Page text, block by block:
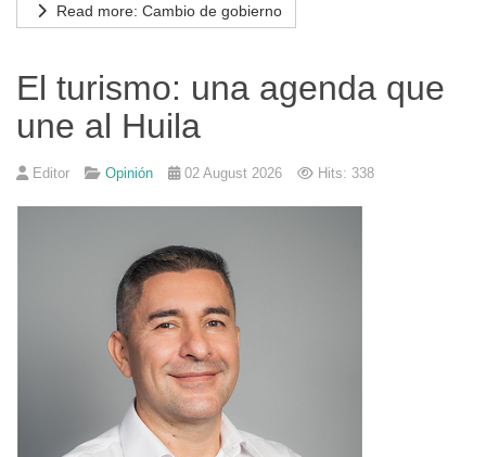
Read more: Cambio de gobierno
El turismo: una agenda que
une al Huila
Editor Opinión 02 August 2026 Hits: 338